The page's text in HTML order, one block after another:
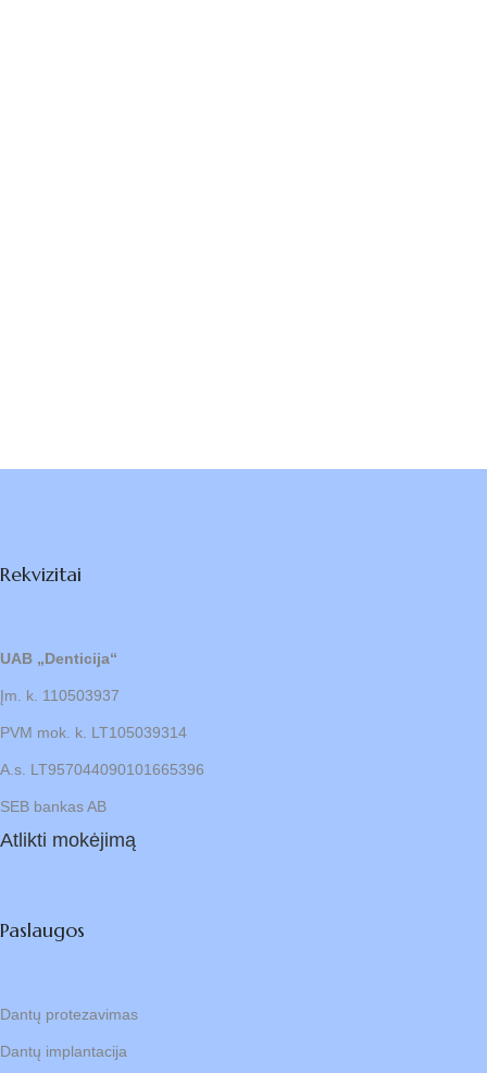
Rekvizitai
UAB „Denticija“
Įm. k. 110503937
PVM mok. k. LT105039314
A.s. LT957044090101665396
SEB bankas AB
Atlikti mokėjimą
Paslaugos
Dantų protezavimas
Dantų implantacija